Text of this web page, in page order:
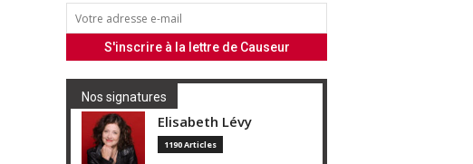
Nos signatures
Elisabeth Lévy
1190 Articles